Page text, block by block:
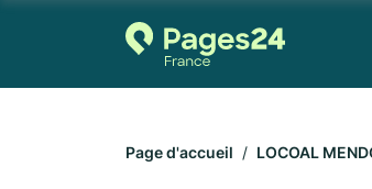
Page d'accueil LOCOAL